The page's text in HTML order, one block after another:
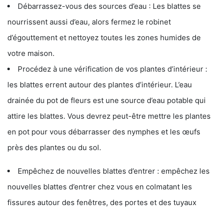
Débarrassez-vous des sources d’eau : Les blattes se
nourrissent aussi d’eau, alors fermez le robinet
d’égouttement et nettoyez toutes les zones humides de
votre maison.
Procédez à une vérification de vos plantes d’intérieur :
les blattes errent autour des plantes d’intérieur. L’eau
drainée du pot de fleurs est une source d’eau potable qui
attire les blattes. Vous devrez peut-être mettre les plantes
en pot pour vous débarrasser des nymphes et les œufs
près des plantes ou du sol.
Empêchez de nouvelles blattes d’entrer : empêchez les
nouvelles blattes d’entrer chez vous en colmatant les
fissures autour des fenêtres, des portes et des tuyaux